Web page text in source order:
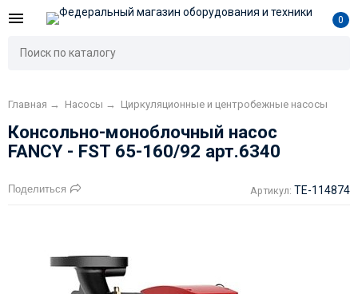
0
Главная → Насосы → Циркуляционные и центробежные насосы
Консольно-моноблочный насос
FANCY - FST 65-160/92 арт.6340
Поделиться Артикул: TE-114874